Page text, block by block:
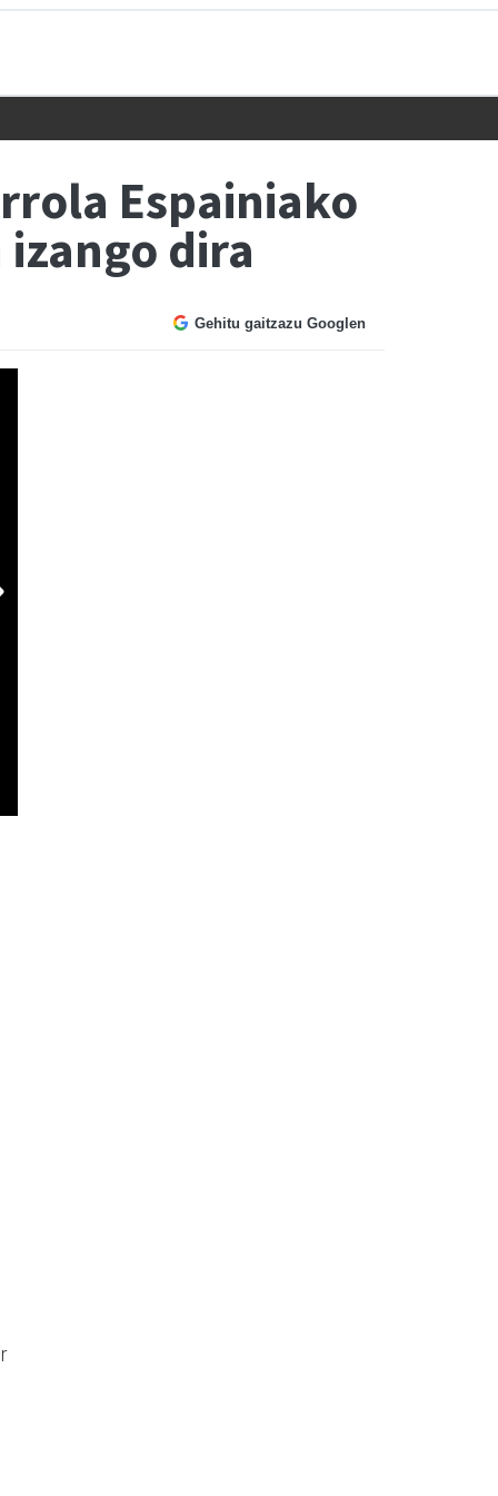
Espainiako
dira
Gehitu gaitzazu Googlen